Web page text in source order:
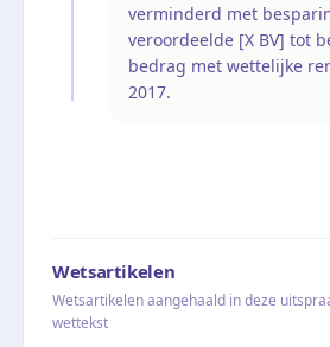
verminderd met
veroordeelde [X BV] tot
bedrag met wettelijke
2017.
Wetsartikelen
Wetsartikelen aangehaald in deze
wettekst